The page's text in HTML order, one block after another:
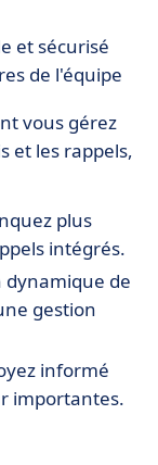
et sécurisé
de l'équipe
vous gérez
et les rappels,
plus
intégrés.
dynamique de
gestion
informé
importantes.